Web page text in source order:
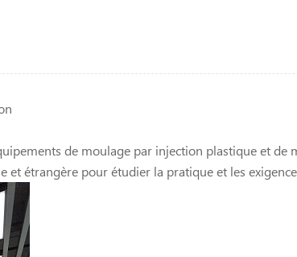
de moulage par injection plastique et
étrangère pour étudier la pratique et les